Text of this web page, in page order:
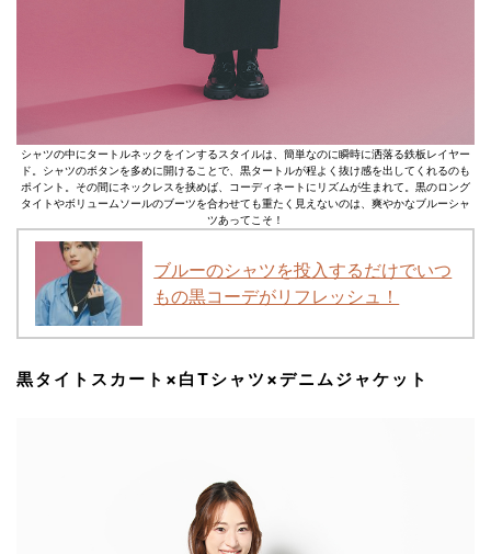
シャツの中にタートルネックをインするスタイルは、簡単なのに瞬時に洒落る鉄板レイヤー
ド。シャツのボタンを多めに開けることで、黒タートルが程よく抜け感を出してくれるのも
ポイント。その間にネックレスを挟めば、コーディネートにリズムが生まれて。黒のロング
タイトやボリュームソールのブーツを合わせても重たく見えないのは、爽やかなブルーシャ
ツあってこそ！
ブルーのシャツを投入するだけでいつ
もの黒コーデがリフレッシュ！
黒タイトスカート×白Tシャツ×デニムジャケット